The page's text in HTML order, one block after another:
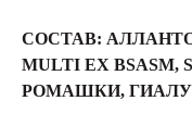
СОСТАВ:
MULTI EX BSASM,
РОМАШКИ,